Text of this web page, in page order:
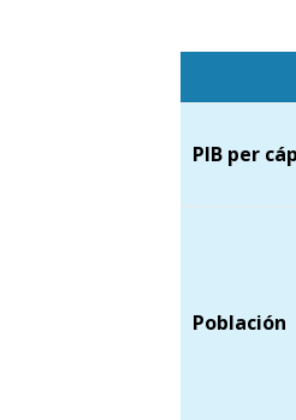
Linkedin (opens in a
PIB per
Población